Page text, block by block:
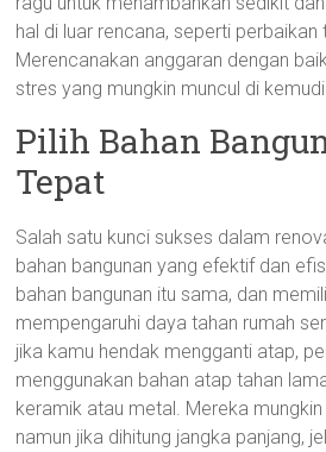
hal di luar rencana, seperti perbaikan
Merencanakan anggaran dengan
stres yang mungkin muncul di
Pilih Bahan
Tepat
Salah satu kunci sukses dalam
bahan bangunan yang efektif dan
bahan bangunan itu sama, dan
mempengaruhi daya tahan rumah
jika kamu hendak mengganti atap,
menggunakan bahan atap tahan
keramik atau metal. Mereka
namun jika dihitung jangka panjang,